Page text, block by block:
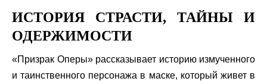
ИСТОРИЯ СТРАСТИ, ТАЙНЫ И
ОДЕРЖИМОСТИ
«Призрак Оперы» рассказывает историю измученного
и таинственного персонажа в маске, который живет в